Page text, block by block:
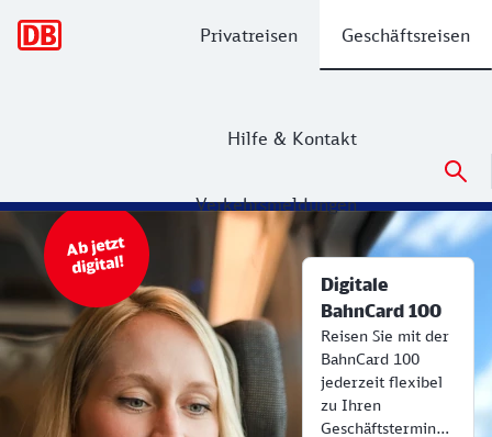
Privatreisen Geschäftsreisen
Hilfe & Kontakt
Verkehrsmeldungen
bahn.business – Geschäftsreisen mit
gkstartseite
Ab jetzt
digital!
Digitale
BahnCard 100
Reisen Sie mit der
BahnCard 100
jederzeit flexibel
zu Ihren
Geschäftsterminen.